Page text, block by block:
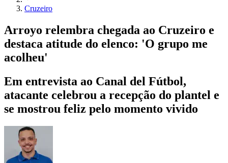
Cruzeiro
Arroyo relembra chegada ao Cruzeiro e
destaca atitude do elenco: 'O grupo me
acolheu'
Em entrevista ao Canal del Fútbol,
atacante celebrou a recepção do plantel e
se mostrou feliz pelo momento vivido